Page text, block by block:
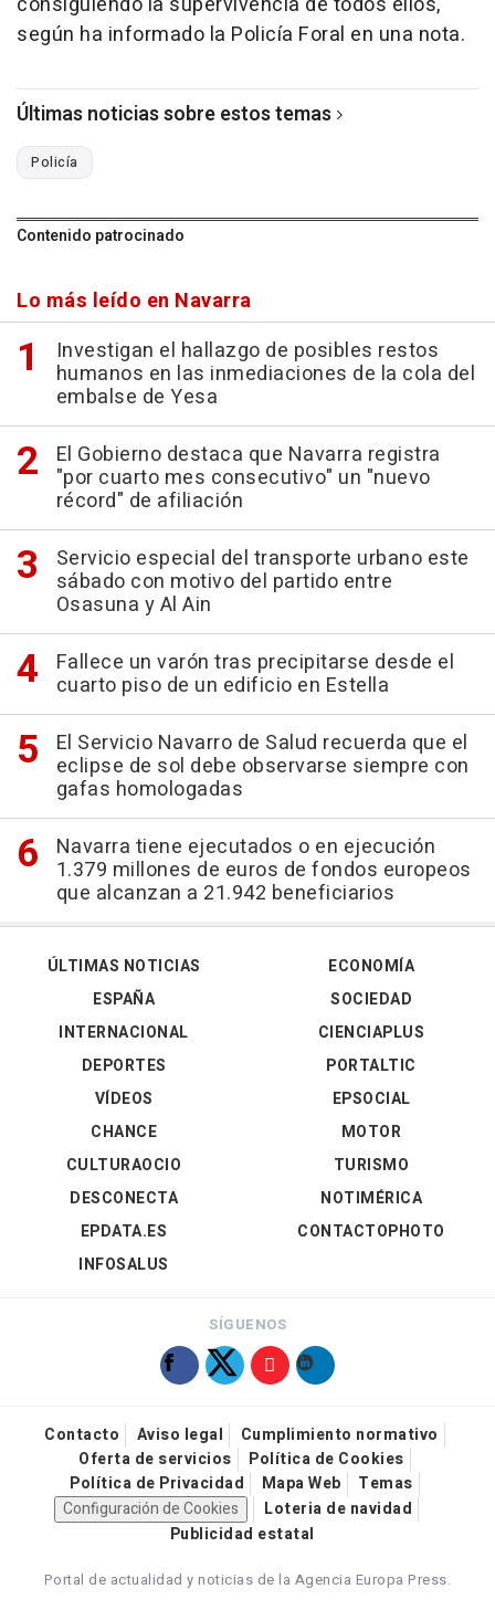
según ha informado la Policía Foral en una nota.
Últimas noticias sobre estos temas
Policía
Contenido patrocinado
Lo más leído en Navarra
Investigan el hallazgo de posibles restos
humanos en las inmediaciones de la cola del
embalse de Yesa
El Gobierno destaca que Navarra registra
"por cuarto mes consecutivo" un "nuevo
récord" de afiliación
Servicio especial del transporte urbano este
sábado con motivo del partido entre
Osasuna y Al Ain
Fallece un varón tras precipitarse desde el
cuarto piso de un edificio en Estella
El Servicio Navarro de Salud recuerda que el
eclipse de sol debe observarse siempre con
gafas homologadas
Navarra tiene ejecutados o en ejecución
1.379 millones de euros de fondos europeos
que alcanzan a 21.942 beneficiarios
ÚLTIMAS NOTICIAS
ESPAÑA
INTERNACIONAL
DEPORTES
VÍDEOS
ECONOMÍA
SOCIEDAD
CIENCIAPLUS
PORTALTIC
EPSOCIAL
CHANCE
CULTURAOCIO
DESCONECTA
EPDATA.ES
INFOSALUS
MOTOR
TURISMO
NOTIMÉRICA
CONTACTOPHOTO
SÍGUENOS
Contacto Aviso legal
Cumplimiento normativo
Oferta de servicios
Política de Cookies
Política de Privacidad
Mapa Web
Temas
Configuración de Cookies
Loteria de navidad
Publicidad estatal
Portal de actualidad y noticias de la Agencia Europa Press.